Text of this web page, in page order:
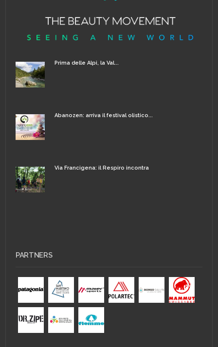
Prima delle Alpi, la Val...
Abanozen: arriva il festival olistico...
Via Francigena: il Respiro incontra
PARTNERS